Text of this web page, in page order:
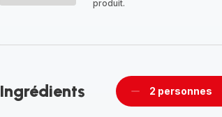
produit.
Ingrédients
Supprimer
personnes
2 personnes